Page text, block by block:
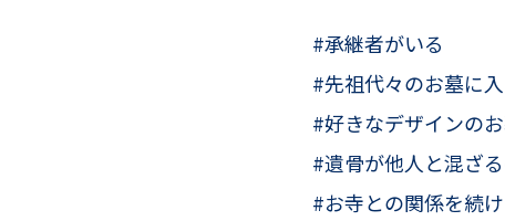
#承継者がいる
#先祖代々のお墓に
#好きなデザインの
#遺骨が他人と混ざ
#お寺との関係を続